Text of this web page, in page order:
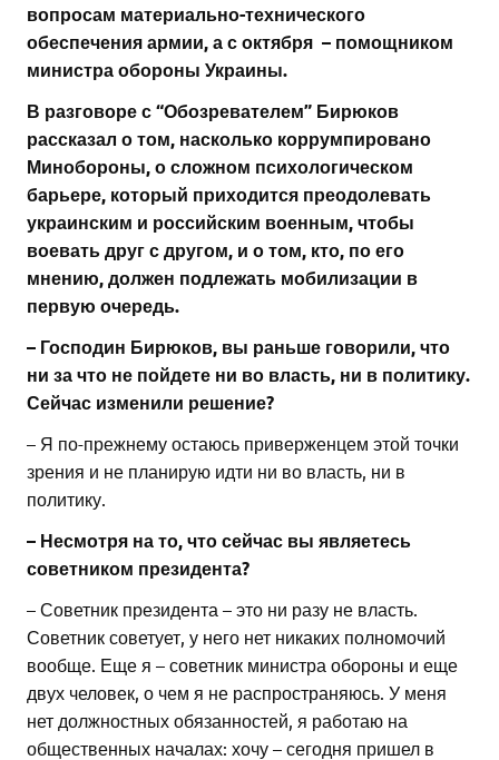
вопросам материально-технического
обеспечения армии, а с октября – помощником
министра обороны Украины.
В разговоре с “Обозревателем” Бирюков
рассказал о том, насколько коррумпировано
Минобороны, о сложном психологическом
барьере, который приходится преодолевать
украинским и российским военным, чтобы
воевать друг с другом, и о том, кто, по его
мнению, должен подлежать мобилизации в
первую очередь.
– Господин Бирюков, вы раньше говорили, что
ни за что не пойдете ни во власть, ни в политику.
Сейчас изменили решение?
– Я по-прежнему остаюсь приверженцем этой точки
зрения и не планирую идти ни во власть, ни в
политику.
– Несмотря на то, что сейчас вы являетесь
советником президента?
– Советник президента – это ни разу не власть.
Советник советует, у него нет никаких полномочий
вообще. Еще я – советник министра обороны и еще
двух человек, о чем я не распространяюсь. У меня
нет должностных обязанностей, я работаю на
общественных началах: хочу – сегодня пришел в